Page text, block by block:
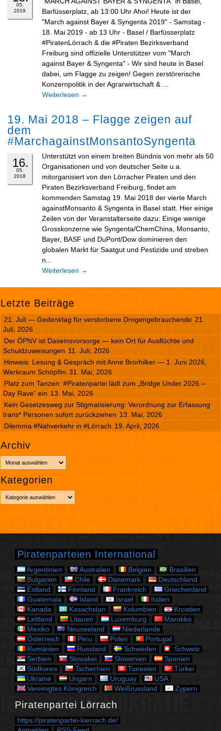
05.
2019
Barfüsserplatz, ab 13:00 Uhr Ahoi! Heute ist der
"March against Bayer & Syngenta 2019" - Samstag -
18. Mai 2019 - ab 13 Uhr - Basel / Barfüsserplatz
#PiratenLörrach & die #Piraten Bezirksverband
Freiburg sind offizielle Unterstützer vom "March
against Bayer & Syngenta" - Wir sind heute in Basel
dabei, um Flagge zu zeigen! Gegen zerstörerische
Konzernpolitik in der Agrarwirtschaft & ...
Weiterlesen →
19. Mai 2018 – Flagge zeigen auf
dem
#MarchagainstMonsantoSyngenta
16.
05.
2018
Unterstützt von einem breiten Bündnis von mehr als 50
Organisationen und von deutscher Seite u.a.
mitorganisiert von den Lörracher Piraten und den
Piraten Bezirksverband Freiburg, findet am
kommenden Samstag 19. Mai 2018 der vierte March
againstMonsanto & Syngenta in Basel statt. Hier einige
Zeilen von der Veranstalterseite dazu: Einige wenige
Grosskonzerne wie Syngenta/ChemChina, Monsanto,
Bayer, BASF und DuPont/Dow dominieren den
globalen Markt für Saatgut und Pestizide und streben
n...
Weiterlesen →
Letzte Beiträge
21. Juli — Gedenktag für verstorbene Drogengebrauchende 21.
Juli, 2026
Der ÖPNV ist Daseinsvorsorge — kein Ort für Ausflüchte und
Schuldzuweisungen 11. Juli, 2026
Hinweis: Lesung & Gespräch mit Anne Brorhilker — 1. Juni 2026,
Werkraum Schöpflin 31. Mai, 2026
Platz zum Tanzen: #Piratenpartei lädt zum „Bridge Under 2026 –
Day Rave“ ein 13. Mai, 2026
Kein Gesetzesweg zur Stigmatisierung: Verordnung zur Erfassung
trans* Personen sofort zurückziehen 13. Mai, 2026
Dilemma #Nahverkehr in #Lörrach 19. April, 2026
Archiv
r
c
Kategorien
a
g
Piratenparteien International
Argentinien Australien Belgien
Brasilien
Bulgarien
Chile Dänemark
Deutschland
Estland
Finnland Frankreich
Griechenland
Guatemala
Island Israel
Italien
Kanada
Kasachstan Kolumbien
Kroatien
Lettland
Litauen Luxemburg
Marokko
Mexiko
Neuseeland
Niederlande
Österreich
Peru Polen
Portugal
Rumänien
Russland Schweden
Schweiz
Serbien
Slowakei Slowenien
Spanien
Südkorea
Tschechien Tunesien
Türkei
Ukraine
Ungarn Uruguay
USA
Vereinigtes Königreich
Weißrussland Zypern
Piratenpartei Lörrach
https://piratenpartei-loerrach.de/